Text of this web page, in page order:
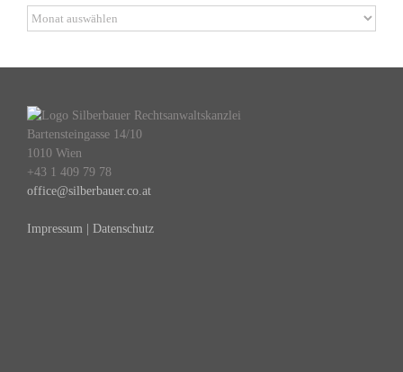
Archiv
Bartensteingasse 14/10
1010 Wien
+43 1 409 79 78
office@silberbauer.co.at
Impressum | Datenschutz